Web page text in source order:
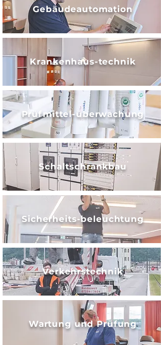
Gebäudeautomation
Krankenhaus-technik
Prüfmittel-überwachung
Schaltschrankbau
Sicherheits-beleuchtung
Verkehrstechnik
Wartung und Prüfung